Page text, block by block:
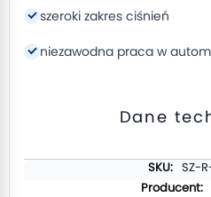
szeroki zakres ciśnień
niezawodna praca w
Dane
SZ-